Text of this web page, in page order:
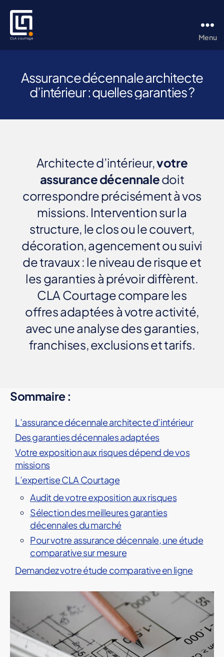
Menu
Assurance décennale architecte
d’intérieur : quelles garanties ?
Architecte d’intérieur,votre
assurance décennaledoit
correspondre précisément à vos
missions. Intervention sur la
structure, le clos ou le couvert,
décoration, agencement ou suivi
de travaux : le niveau de risque et
les garanties à prévoir diffèrent.
CLA Courtage compare les
offres adaptées à votre activité,
avec une analyse des garanties,
franchises, exclusions et tarifs.
Sommaire :
L’assurance décennale architecte d’intérieur
Des garanties décennales adaptées
Votre exposition aux risques dépend de vos
missions
L’expertise CLA Courtage
Audit de votre exposition aux risques
Sélection des meilleures garanties
décennales du marché
Pour votre assurance décennale, une étude
comparative sur mesure
Demandez votre étude comparative en ligne